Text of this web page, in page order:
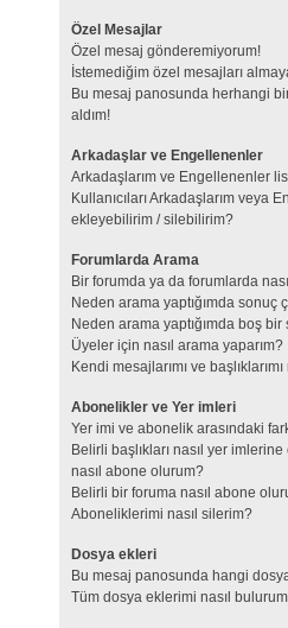
Özel Mesajlar
Özel mesaj gönderemiyorum!
İstemediğim özel mesajları
Bu mesaj panosunda herhangi
aldım!
Arkadaşlar ve Engellenenler
Arkadaşlarım ve Engellenenler
Kullanıcıları Arkadaşlarım veya
ekleyebilirim / silebilirim?
Forumlarda Arama
Bir forumda ya da forumlarda
Neden arama yaptığımda sonuç
Neden arama yaptığımda boş bir
Üyeler için nasıl arama yaparım?
Kendi mesajlarımı ve
Abonelikler ve Yer imleri
Yer imi ve abonelik arasındaki
Belirli başlıkları nasıl yer
nasıl abone olurum?
Belirli bir foruma nasıl abone
Aboneliklerimi nasıl silerim?
Dosya ekleri
Bu mesaj panosunda hangi
Tüm dosya eklerimi nasıl